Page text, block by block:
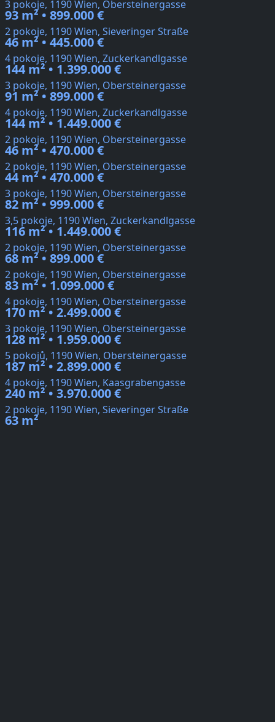
3 pokoje, 1190 Wien, Obersteinergasse
93 m² • 899.000 €
2 pokoje, 1190 Wien, Sieveringer Straße
46 m² • 445.000 €
4 pokoje, 1190 Wien, Zuckerkandlgasse
144 m² • 1.399.000 €
3 pokoje, 1190 Wien, Obersteinergasse
91 m² • 899.000 €
4 pokoje, 1190 Wien, Zuckerkandlgasse
144 m² • 1.449.000 €
2 pokoje, 1190 Wien, Obersteinergasse
46 m² • 470.000 €
2 pokoje, 1190 Wien, Obersteinergasse
44 m² • 470.000 €
3 pokoje, 1190 Wien, Obersteinergasse
82 m² • 999.000 €
3,5 pokoje, 1190 Wien, Zuckerkandlgasse
116 m² • 1.449.000 €
2 pokoje, 1190 Wien, Obersteinergasse
68 m² • 899.000 €
2 pokoje, 1190 Wien, Obersteinergasse
83 m² • 1.099.000 €
4 pokoje, 1190 Wien, Obersteinergasse
170 m² • 2.499.000 €
3 pokoje, 1190 Wien, Obersteinergasse
128 m² • 1.959.000 €
5 pokojů, 1190 Wien, Obersteinergasse
187 m² • 2.899.000 €
4 pokoje, 1190 Wien, Kaasgrabengasse
240 m² • 3.970.000 €
2 pokoje, 1190 Wien, Sieveringer Straße
63 m²